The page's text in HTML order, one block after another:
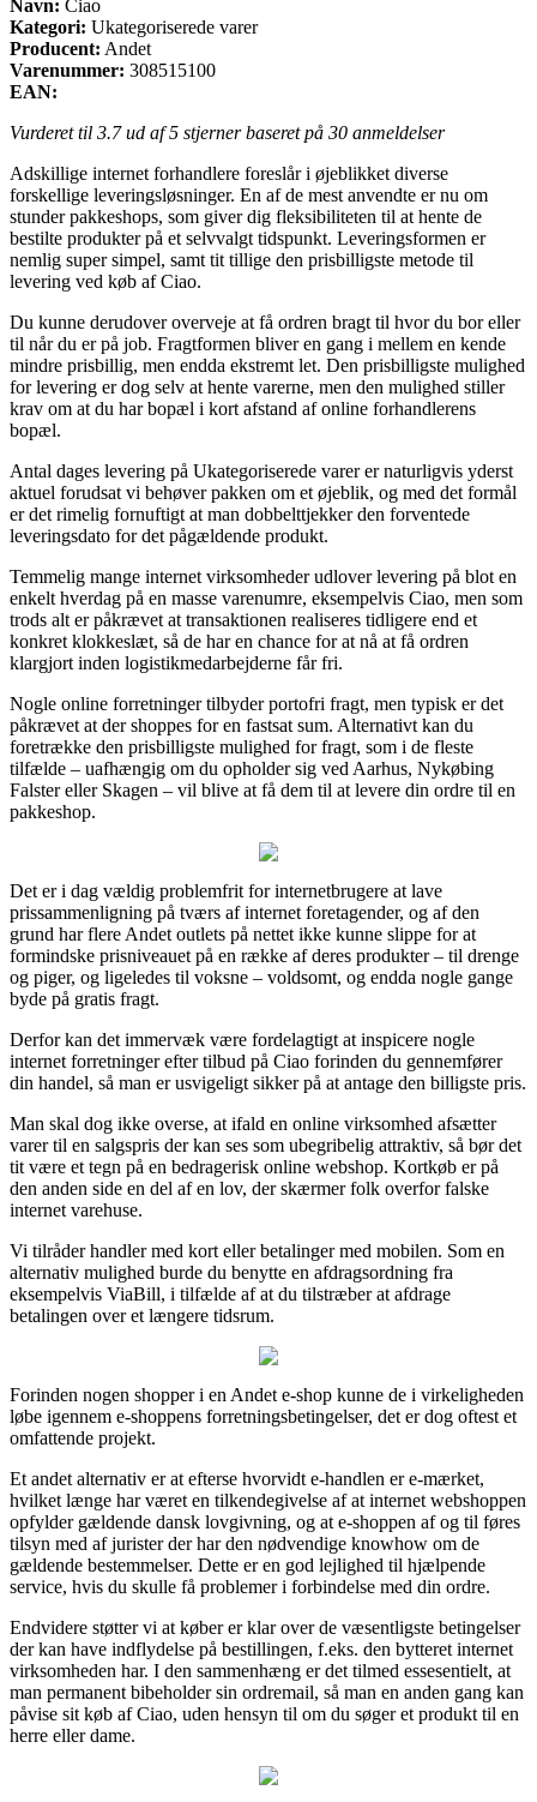
Navn: Ciao
Kategori: Ukategoriserede varer
Producent: Andet
Varenummer: 308515100
EAN:
Vurderet til 3.7ud af 5 stjerner baseret på 30 anmeldelser
Adskillige internet forhandlere foreslår i øjeblikket diverse
forskellige leveringsløsninger. En af de mest anvendte er nu om
stunder pakkeshops, som giver dig fleksibiliteten til at hente de
bestilte produkter på et selvvalgt tidspunkt. Leveringsformen er
nemlig super simpel, samt tit tillige den prisbilligste metode til
levering ved køb af Ciao.
Du kunne derudover overveje at få ordren bragt til hvor du bor eller
til når du er på job. Fragtformen bliver en gang i mellem en kende
mindre prisbillig, men endda ekstremt let. Den prisbilligste mulighed
for levering er dog selv at hente varerne, men den mulighed stiller
krav om at du har bopæl i kort afstand af online forhandlerens
bopæl.
Antal dages levering på Ukategoriserede varer er naturligvis yderst
aktuel forudsat vi behøver pakken om et øjeblik, og med det formål
er det rimelig fornuftigt at man dobbelttjekker den forventede
leveringsdato for det pågældende produkt.
Temmelig mange internet virksomheder udlover levering på blot en
enkelt hverdag på en masse varenumre, eksempelvis Ciao, men som
trods alt er påkrævet at transaktionen realiseres tidligere end et
konkret klokkeslæt, så de har en chance for at nå at få ordren
klargjort inden logistikmedarbejderne får fri.
Nogle online forretninger tilbyder portofri fragt, men typisk er det
påkrævet at der shoppes for en fastsat sum. Alternativt kan du
foretrække den prisbilligste mulighed for fragt, som i de fleste
tilfælde – uafhængig om du opholder sig ved Aarhus, Nykøbing
Falster eller Skagen – vil blive at få dem til at levere din ordre til en
pakkeshop.
Det er i dag vældig problemfrit for internetbrugere at lave
prissammenligning på tværs af internet foretagender, og af den
grund har flere Andet outlets på nettet ikke kunne slippe for at
formindske prisniveauet på en række af deres produkter – til drenge
og piger, og ligeledes til voksne – voldsomt, og endda nogle gange
byde på gratis fragt.
Derfor kan det immervæk være fordelagtigt at inspicere nogle
internet forretninger efter tilbud på Ciao forinden du gennemfører
din handel, så man er usvigeligt sikker på at antage den billigste pris.
Man skal dog ikke overse, at ifald en online virksomhed afsætter
varer til en salgspris der kan ses som ubegribelig attraktiv, så bør det
tit være et tegn på en bedragerisk online webshop. Kortkøb er på
den anden side en del af en lov, der skærmer folk overfor falske
internet varehuse.
Vi tilråder handler med kort eller betalinger med mobilen. Som en
alternativ mulighed burde du benytte en afdragsordning fra
eksempelvis ViaBill, i tilfælde af at du tilstræber at afdrage
betalingen over et længere tidsrum.
Forinden nogen shopper i en Andet e-shop kunne de i virkeligheden
løbe igennem e-shoppens forretningsbetingelser, det er dog oftest et
omfattende projekt.
Et andet alternativ er at efterse hvorvidt e-handlen er e-mærket,
hvilket længe har været en tilkendegivelse af at internet webshoppen
opfylder gældende dansk lovgivning, og at e-shoppen af og til føres
tilsyn med af jurister der har den nødvendige knowhow om de
gældende bestemmelser. Dette er en god lejlighed til hjælpende
service, hvis du skulle få problemer i forbindelse med din ordre.
Endvidere støtter vi at køber er klar over de væsentligste betingelser
der kan have indflydelse på bestillingen, f.eks. den bytteret internet
virksomheden har. I den sammenhæng er det tilmed essesentielt, at
man permanent bibeholder sin ordremail, så man en anden gang kan
påvise sit køb af Ciao, uden hensyn til om du søger et produkt til en
herre eller dame.